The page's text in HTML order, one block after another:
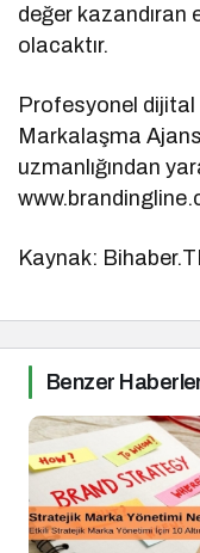
değer kazandıran
olacaktır.
Profesyonel
Markalaşma
uzmanlığından
Kaynak:
Benzer